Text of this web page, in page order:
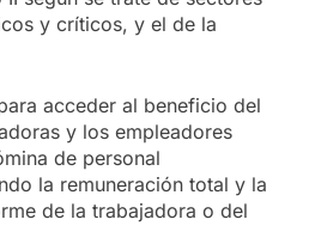
y críticos, y el de la
acceder al beneficio del
y los empleadores
de personal
la remuneración total y la
de la trabajadora o del